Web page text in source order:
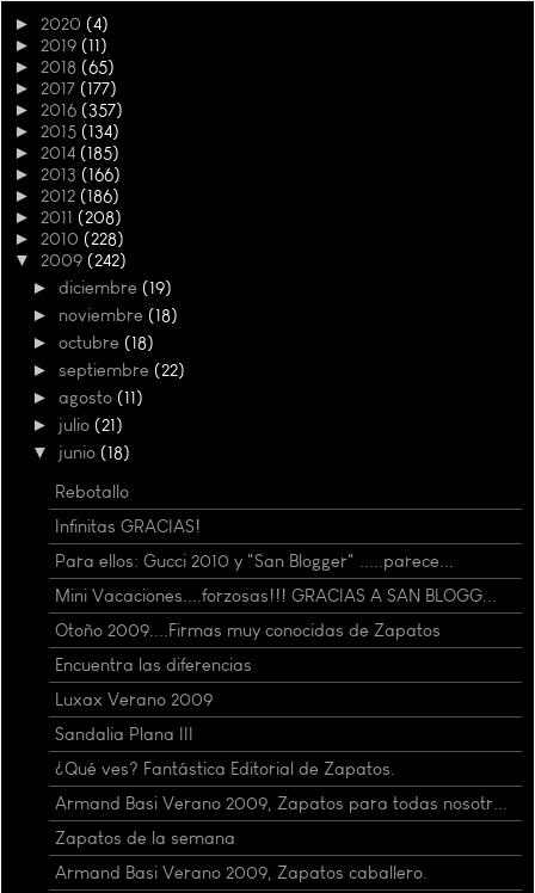
► 2020 (4)
► 2019 (11)
► 2018 (65)
► 2017 (177)
► 2016 (357)
► 2015 (134)
► 2014 (185)
► 2013 (166)
► 2012 (186)
► 2011 (208)
► 2010 (228)
▼ 2009 (242)
► diciembre (19)
► noviembre (18)
► octubre (18)
► septiembre (22)
► agosto (11)
► julio (21)
▼ junio (18)
Rebotallo
Infinitas GRACIAS!
Para ellos: Gucci 2010 y "San Blogger" .....parece...
Mini Vacaciones....forzosas!!! GRACIAS A SAN BLOGG...
Otoño 2009....Firmas muy conocidas de Zapatos
Encuentra las diferencias
Luxax Verano 2009
Sandalia Plana III
¿Qué ves? Fantástica Editorial de Zapatos.
Armand Basi Verano 2009, Zapatos para todas nosotr...
Zapatos de la semana
Armand Basi Verano 2009, Zapatos caballero.